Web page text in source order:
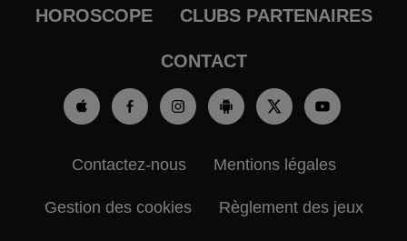
HOROSCOPE CLUBS PARTENAIRES
CONTACT
Contactez-nous Mentions légales
Gestion des cookies Règlement des jeux